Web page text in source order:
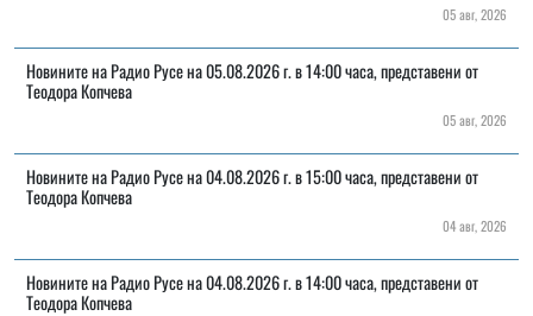
05 авг, 2026
Новините на Радио Русе на 05.08.2026 г. в 14:00 часа, представени от
Теодора Копчева
05 авг, 2026
Новините на Радио Русе на 04.08.2026 г. в 15:00 часа, представени от
Теодора Копчева
04 авг, 2026
Новините на Радио Русе на 04.08.2026 г. в 14:00 часа, представени от
Теодора Копчева